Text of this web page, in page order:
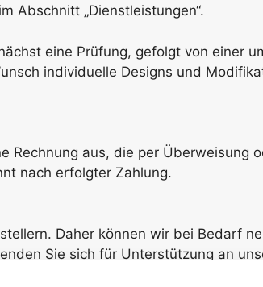
Abschnitt „Dienstleistungen“.
eine Prüfung, gefolgt von einer
individuelle Designs und
aus, die per Überweisung
nach erfolgter Zahlung.
Daher können wir bei Bedarf
Sie sich für Unterstützung an